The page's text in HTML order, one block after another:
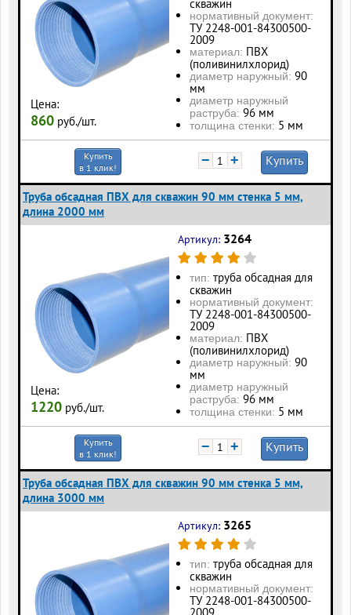
Цена:
860 руб./шт.
скважин
нормативный документ:
ТУ 2248-001-84300500-
2009
материал: ПВХ
(поливинилхлорид)
диаметр наружный: 90
мм
диаметр наружный
раструба: 96 мм
толщина стенки: 5 мм
Купить
в 1 клик!
− + Купить
Труба обсадная ПВХ для скважин 90 мм стенка 5 мм,
длина 2000 мм
Цена:
1220 руб./шт.
Артикул: 3264
тип: труба обсадная для
скважин
нормативный документ:
ТУ 2248-001-84300500-
2009
материал: ПВХ
(поливинилхлорид)
диаметр наружный: 90
мм
диаметр наружный
раструба: 96 мм
толщина стенки: 5 мм
Купить
в 1 клик!
− + Купить
Труба обсадная ПВХ для скважин 90 мм стенка 5 мм,
длина 3000 мм
Артикул: 3265
тип: труба обсадная для
скважин
нормативный документ:
ТУ 2248-001-84300500-
2009